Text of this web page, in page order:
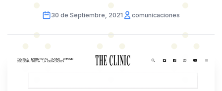
30 de Septiembre, 2021 comunicaciones